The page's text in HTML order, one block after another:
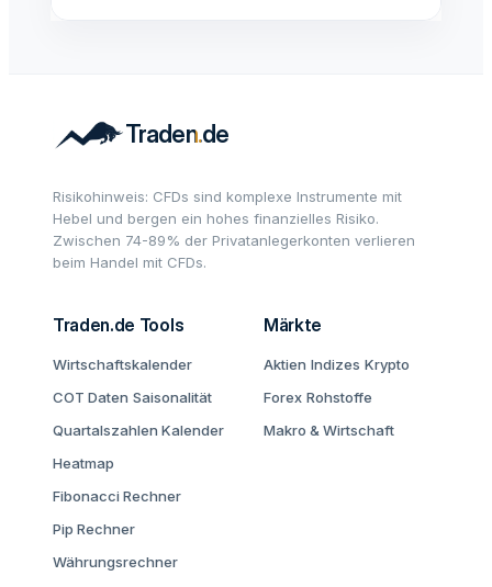
Risikohinweis: CFDs sind komplexe Instrumente mit
Hebel und bergen ein hohes finanzielles Risiko.
Zwischen 74-89% der Privatanlegerkonten verlieren
beim Handel mit CFDs.
Traden.de Tools
Wirtschaftskalender
COT Daten Saisonalität
Quartalszahlen Kalender
Heatmap
Fibonacci Rechner
Pip Rechner
Währungsrechner
Märkte
Aktien Indizes Krypto
Forex Rohstoffe
Makro & Wirtschaft